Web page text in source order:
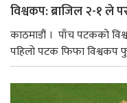
विश्वकप: ब्राजिल २-१ ले
काठमाडौं । पाँच पटकको
पहिलो पटक फिफा विश्वकप